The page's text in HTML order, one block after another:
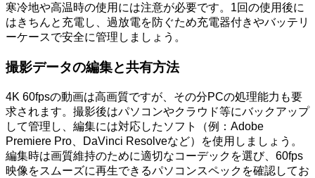
寒冷地や高温時の使用には注意が必要です。1回の使用後に
はきちんと充電し、過放電を防ぐため充電器付きやバッテリ
ーケースで安全に管理しましょう。
撮影データの編集と共有方法
4K 60fpsの動画は高画質ですが、その分PCの処理能力も要
求されます。撮影後はパソコンやクラウド等にバックアップ
して管理し、編集には対応したソフト（例：Adobe
Premiere Pro、DaVinci Resolveなど）を使用しましょう。
編集時は画質維持のために適切なコーデックを選び、60fps
映像をスムーズに再生できるパソコンスペックを確認してお